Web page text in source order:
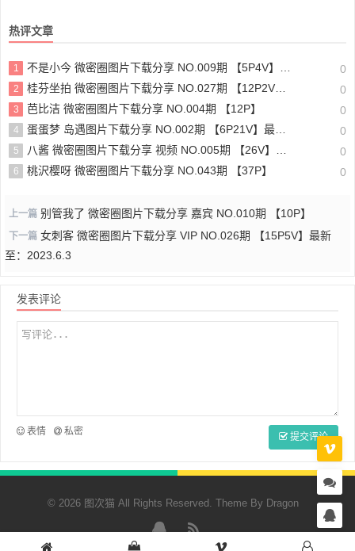
热评文章
1 不是小今 微密圈图片下载分享 NO.009期 【5P4V】最新至：2025.4.7 0
2 桂芬坐拍 微密圈图片下载分享 NO.027期 【12P2V】最新至：2023.11.14 0
3 芭比洁 微密圈图片下载分享 NO.004期 【12P】 0
4 蛋蛋梦 岛遇图片下载分享 NO.002期 【6P21V】最新至：2025.6.9 0
5 八酱 微密圈图片下载分享 视频 NO.005期 【26V】最新至：2023.11.18 0
6 桃沢樱呀 微密圈图片下载分享 NO.043期 【37P】 0
上一篇 别管我了 微密圈图片下载分享 嘉宾 NO.010期 【10P】
下一篇 女刺客 微密圈图片下载分享 VIP NO.026期 【15P5V】最新
至：2023.6.3
发表评论
表情 私密 提交评论
© 2026 图次猫 All Rights Reserved. Theme By Dragon